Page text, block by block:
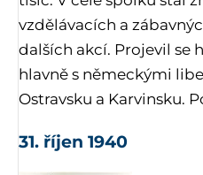
vzdělávacích a
dalších akcí. Projevil se
hlavně s německými
Ostravsku a Karvinsku.
31. říjen 1940